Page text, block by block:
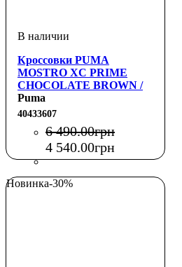
Кроссовки PUMA
MOSTRO XC PRIME
CHOCOLATE BROWN /
WARM WHITE
Puma
40433607
6 490.00грн
4 540.00грн
Новинка-30%